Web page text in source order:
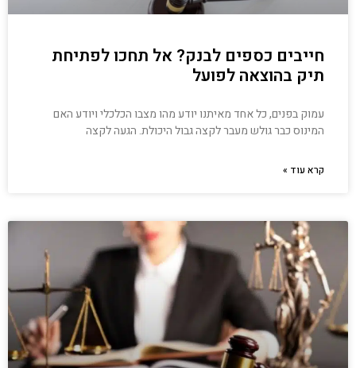
חייבים כספים לבנק? אל תחכו לפתיחת
תיק בהוצאה לפועל
עמוק בפנים, כל אחד מאיתנו יודע מהו מצבו הכלכלי ויודע האם
המינוס כבר גולש מעבר לקצה גבול היכולת. הגעה לקצה
קרא עוד »